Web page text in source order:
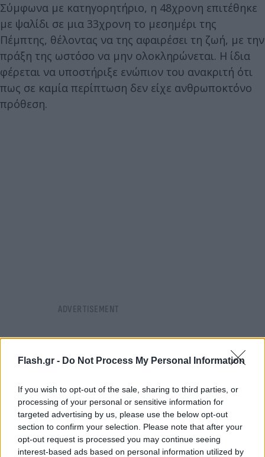
Flash.gr - Do Not Process My Personal Information
If you wish to opt-out of the sale, sharing to third parties, or
processing of your personal or sensitive information for
targeted advertising by us, please use the below opt-out
section to confirm your selection. Please note that after your
opt-out request is processed you may continue seeing
interest-based ads based on personal information utilized by
Σύμφωνα με κατηγορητήριο, η 48χρονη επιτέθηκε
με ψαλίδι σε μια 33χρονη το μεσημέρι της
Πέμπτης, θέλοντας να της αφαιρέσει τη ζωή, με την
πράξη της ωστόσο να μην ολοκληρώνεται. Η ίδια
φέρεται να υποστήριξε ενώπιον του ανακριτή ότι
πως σε καμία περίπτωση δεν είχε ανθρωποκτόνο
πρόθεση.